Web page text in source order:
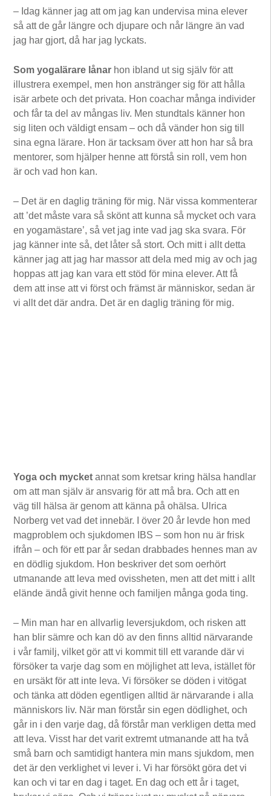
– Idag känner jag att om jag kan undervisa mina elever
så att de går längre och djupare och når längre än vad
jag har gjort, då har jag lyckats.
Som yogalärare lånar hon ibland ut sig själv för att
illustrera exempel, men hon anstränger sig för att hålla
isär arbete och det privata. Hon coachar många individer
och får ta del av mångas liv. Men stundtals känner hon
sig liten och väldigt ensam – och då vänder hon sig till
sina egna lärare. Hon är tacksam över att hon har så bra
mentorer, som hjälper henne att förstå sin roll, vem hon
är och vad hon kan.
– Det är en daglig träning för mig. När vissa kommenterar
att ’det måste vara så skönt att kunna så mycket och vara
en yogamästare’, så vet jag inte vad jag ska svara. För
jag känner inte så, det låter så stort. Och mitt i allt detta
känner jag att jag har massor att dela med mig av och jag
hoppas att jag kan vara ett stöd för mina elever. Att få
dem att inse att vi först och främst är människor, sedan är
vi allt det där andra. Det är en daglig träning för mig.
Yoga och mycket annat som kretsar kring hälsa handlar
om att man själv är ansvarig för att må bra. Och att en
väg till hälsa är genom att känna på ohälsa. Ulrica
Norberg vet vad det innebär. I över 20 år levde hon med
magproblem och sjukdomen IBS – som hon nu är frisk
ifrån – och för ett par år sedan drabbades hennes man av
en dödlig sjukdom. Hon beskriver det som oerhört
utmanande att leva med ovissheten, men att det mitt i allt
elände ändå givit henne och familjen många goda ting.
– Min man har en allvarlig leversjukdom, och risken att
han blir sämre och kan dö av den finns alltid närvarande
i vår familj, vilket gör att vi kommit till ett varande där vi
försöker ta varje dag som en möjlighet att leva, istället för
en ursäkt för att inte leva. Vi försöker se döden i vitögat
och tänka att döden egentligen alltid är närvarande i alla
människors liv. När man förstår sin egen dödlighet, och
går in i den varje dag, då förstår man verkligen detta med
att leva. Visst har det varit extremt utmanande att ha två
små barn och samtidigt hantera min mans sjukdom, men
det är den verklighet vi lever i. Vi har försökt göra det vi
kan och vi tar en dag i taget. En dag och ett år i taget,